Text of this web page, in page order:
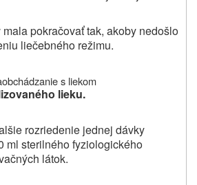
pokračovať tak, akoby nedošlo
liečebného režimu.
s liekom
lieku.
rozriedenie jednej dávky
ml sterilného fyziologického
látok.